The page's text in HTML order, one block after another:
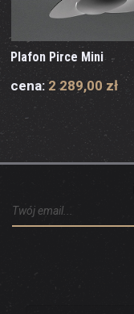
Plafon Pirce Mini
cena: 2 289,00 zł